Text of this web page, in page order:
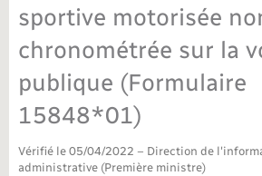
Tourisme
Nouvel habitant
Nouvelle activité
sportive motorisée
chronométrée sur la
publique (Formulaire
15848*01)
Vérifié le 05/04/2022 – Direction de
administrative (Première ministre)